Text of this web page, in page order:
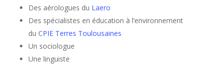
Des aérologues du Laero
Des spécialistes en éducation à l’environnement
du CPIE Terres Toulousaines
Un sociologue
Une linguiste